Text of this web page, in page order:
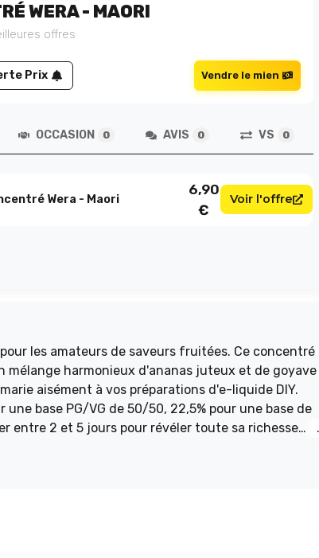
WERA - MAORI
offres
Prix Vendre le mien
OCCASION 0 AVIS 0 VS 0
Wera - Maori
6,90
€
Voir l'offre
les amateurs de saveurs fruitées. Ce concentré
harmonieux d'ananas juteux et de goyave
aisément à vos préparations d'e-liquide DIY.
base PG/VG de 50/50, 22,5% pour une base de
entre 2 et 5 jours pour révéler toute sa richesse